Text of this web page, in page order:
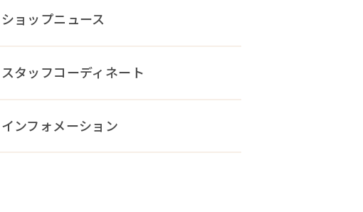
ショップニュース
スタッフコーディネート
インフォメーション